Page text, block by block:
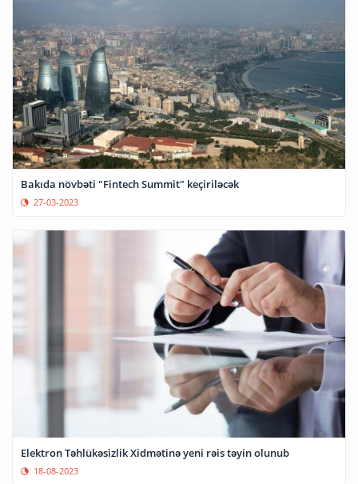
Bakıda növbəti "Fintech Summit" keçiriləcək
27-03-2023
Elektron Təhlükəsizlik Xidmətinə yeni rəis təyin olunub
18-08-2023